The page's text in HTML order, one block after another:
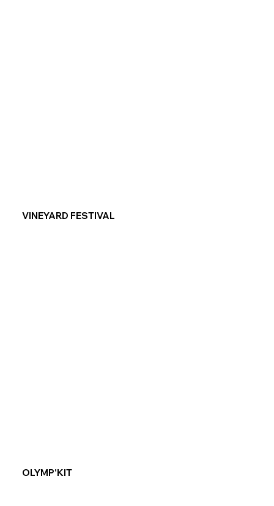
VINEYARD FESTIVAL
OLYMP'KIT